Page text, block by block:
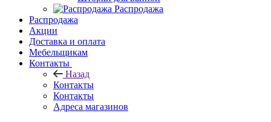
Распродажа
Распродажа
Акции
Доставка и оплата
Мебельщикам
Контакты
Назад
Контакты
Контакты
Адреса магазинов